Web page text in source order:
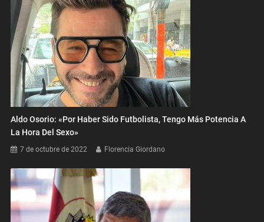
Aldo Osorio: «Por Haber Sido Futbolista, Tengo Más Potencia A
La Hora Del Sexo»
7 de octubre de 2022 Florencia Giordano